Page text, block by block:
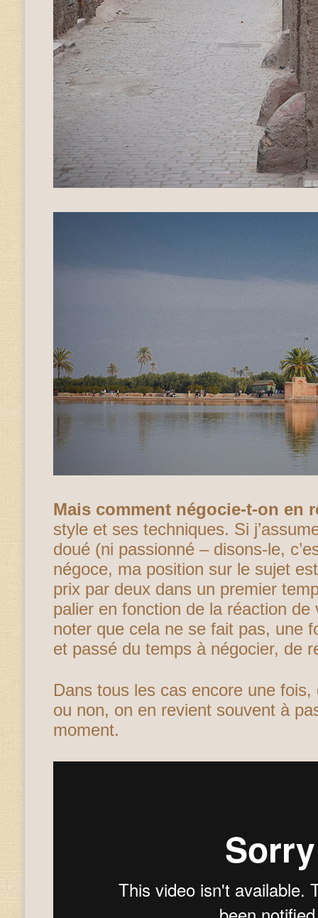
Mais comment négocie-t-on en
style et ses techniques. Si
doué (ni passionné – disons-le,
négoce, ma position sur le sujet
prix par deux dans un premier
palier en fonction de la réaction
noter que cela ne se fait pas, une
et passé du temps à négocier, de
Dans tous les cas encore une fois,
ou non, on en revient souvent à
moment.